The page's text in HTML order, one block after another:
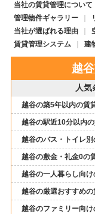
当社の賃貸管理について
管理物件ギャラリー
当社が選ばれる理由
賃貸管理システム
建
越
人
越谷の築5年以内の賃
越谷の駅近10分以内
越谷のバス・トイレ別
越谷の敷金・礼金0の
越谷の一人暮らし向け
越谷の厳選おすすめの
越谷のファミリー向け